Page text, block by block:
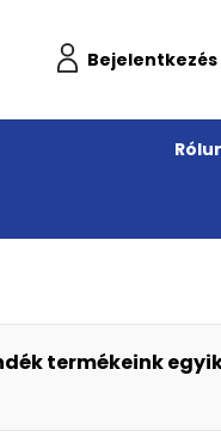
Bejelentkezés
termékeink